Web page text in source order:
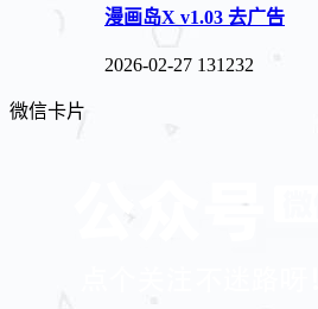
漫画岛X v1.03 去广告
2026-02-27 131232
微信卡片